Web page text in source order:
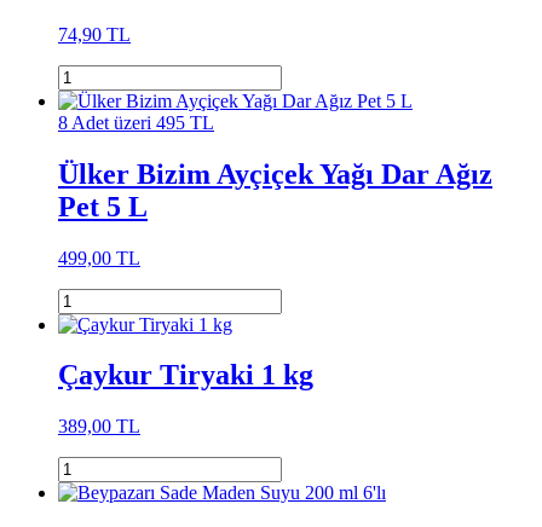
74,90 TL
8 Adet üzeri 495 TL
Ülker Bizim Ayçiçek Yağı Dar Ağız
Pet 5 L
499,00 TL
Çaykur Tiryaki 1 kg
389,00 TL